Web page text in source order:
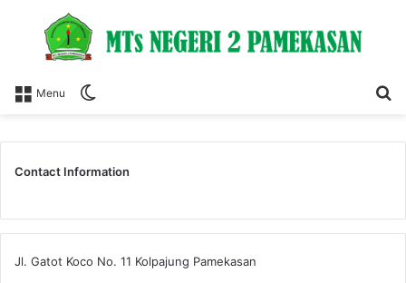
Menu
Contact Information
Jl. Gatot Koco No. 11 Kolpajung Pamekasan